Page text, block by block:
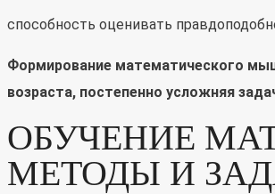
способность оценивать
Формирование математического
возраста, постепенно усложняя
ОБУЧЕНИЕ
МЕТОДЫ И